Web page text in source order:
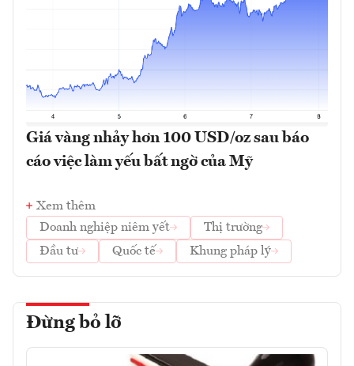
Giá vàng nhảy hơn 100 USD/oz sau báo
cáo việc làm yếu bất ngờ của Mỹ
Xem thêm
Doanh nghiệp niêm yết
Thị trường
Đầu tư
Quốc tế Khung pháp lý
Đừng bỏ lỡ